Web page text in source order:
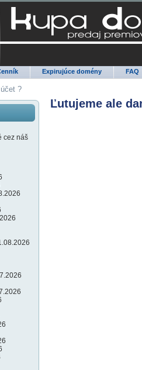
Expirujúce domény FAQ
?
cez náš
Ľutujeme ale